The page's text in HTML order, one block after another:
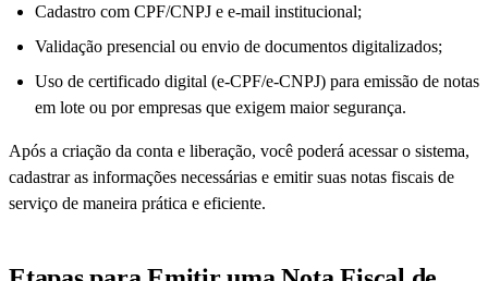
Cadastro com CPF/CNPJ e e-mail institucional;
Validação presencial ou envio de documentos digitalizados;
Uso de certificado digital (e-CPF/e-CNPJ) para emissão de notas
em lote ou por empresas que exigem maior segurança.
Após a criação da conta e liberação, você poderá acessar o sistema,
cadastrar as informações necessárias e emitir suas notas fiscais de
serviço de maneira prática e eficiente.